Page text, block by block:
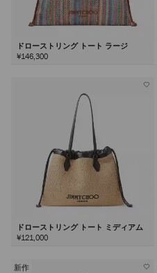
ドローストリング トート ラージ
¥146,300
ドローストリング トート ミディアム
¥121,000
新作